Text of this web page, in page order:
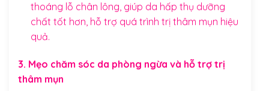
thoáng lỗ chân lông, giúp da hấp thụ dưỡng
chất tốt hơn, hỗ trợ quá trình trị thâm mụn hiệu
quả.
3. Mẹo chăm sóc da phòng ngừa và hỗ trợ trị
thâm mụn